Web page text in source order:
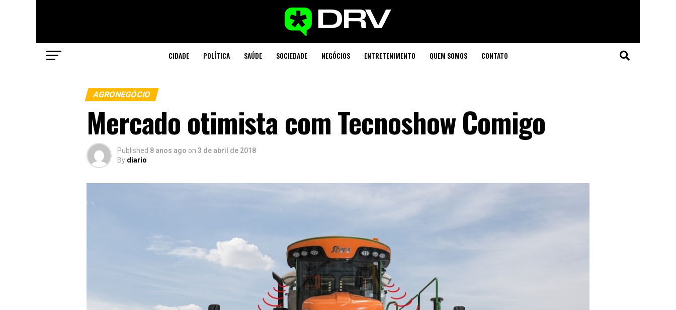
CIDADE POLÍTICA SAÚDE SOCIEDADE NEGÓCIOS ENTRETENIMENTO QUEM SOMOS CONTATO
AGRONEGÓCIO
Mercado otimista com Tecnoshow Comigo
Published 8 anos ago on 3 de abril de 2018
By diario